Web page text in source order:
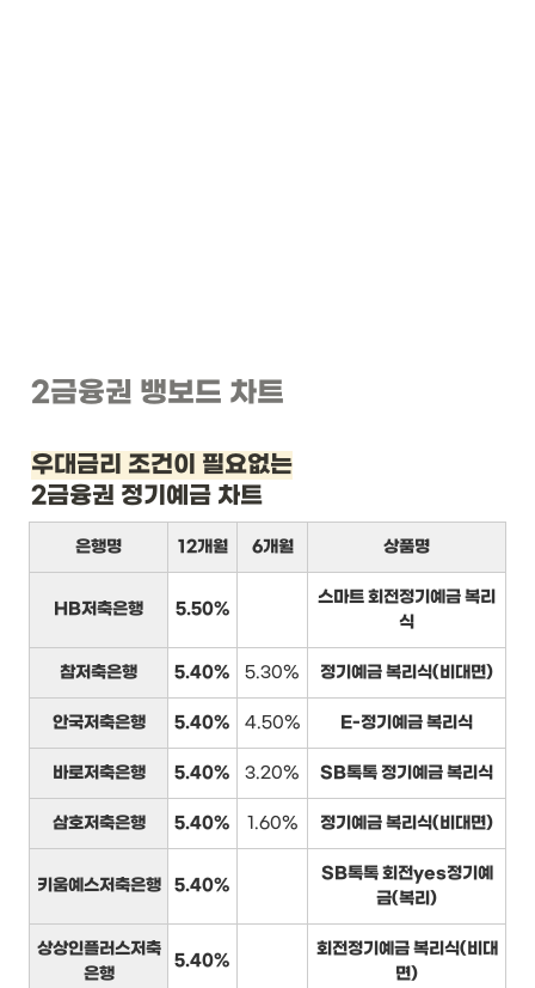
2금융권 뱅보드 차트
우대금리 조건이 필요없는
2금융권 정기예금 차트
은행명 12개월 6개월 상품명
HB저축은행 5.50%
스마트 회전정기예금 복리
식
참저축은행 5.40% 5.30% 정기예금 복리식(비대면)
안국저축은행 5.40% 4.50% E-정기예금 복리식
바로저축은행 5.40% 3.20% SB톡톡 정기예금 복리식
삼호저축은행 5.40% 1.60% 정기예금 복리식(비대면)
키움예스저축은행 5.40%
SB톡톡 회전yes정기예
금(복리)
상상인플러스저축
은행
5.40%
회전정기예금 복리식(비대
면)